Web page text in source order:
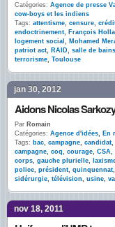
Catégories: Agence de presse
cow-boys et les indiens
Tags: attentisme, censure,
endoctrinement, François
logement social , Mohamed
patriot act, RAID, salle de bains
terrorisme, Toulouse
jan 30, 2012
Par Romain
Catégories: Agence d'idées, En
Tags: bac, campagne, candidat,
campagne, coq, courage, CSA,
corps, gauche plurielle,
police, président, quinquennat,
sidérurgie, télévision, usine,
nov 18, 2011